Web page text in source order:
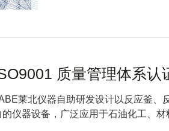
质量管理体系认
莱北仪器自助研发设计以反应釜、
的仪器设备，广泛应用于石油化工、